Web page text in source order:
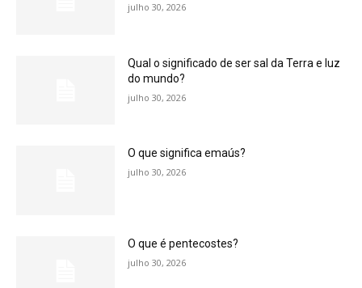
julho 30, 2026
Qual o significado de ser sal da Terra e luz
do mundo?
julho 30, 2026
O que significa emaús?
julho 30, 2026
O que é pentecostes?
julho 30, 2026